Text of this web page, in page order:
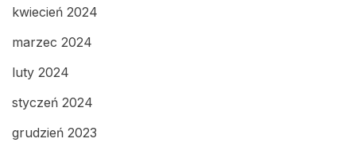
kwiecień 2024
marzec 2024
luty 2024
styczeń 2024
grudzień 2023